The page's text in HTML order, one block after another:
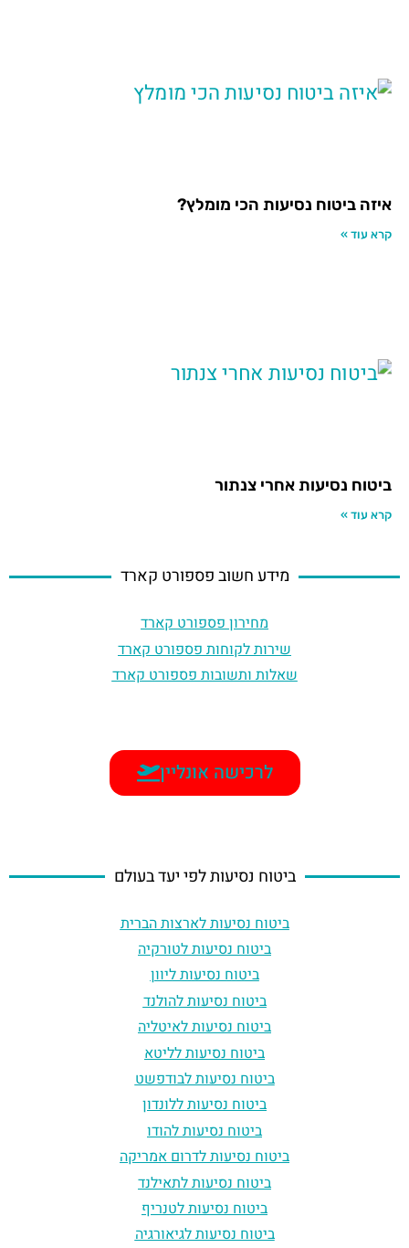
איזה ביטוח נסיעות הכי מומלץ?
קרא עוד »
ביטוח נסיעות אחרי צנתור
קרא עוד »
מידע חשוב פספורט קארד
מחירון פספורט קארד
שירות לקוחות פספורט קארד
שאלות ותשובות פספורט קארד
לרכישה אונליין
ביטוח נסיעות לפי יעד בעולם
ביטוח נסיעות לארצות הברית
ביטוח נסיעות לטורקיה
ביטוח נסיעות ליוון
ביטוח נסיעות להולנד
ביטוח נסיעות לאיטליה
ביטוח נסיעות לליטא
ביטוח נסיעות לבודפשט
ביטוח נסיעות ללונדון
ביטוח נסיעות להודו
ביטוח נסיעות לדרום אמריקה
ביטוח נסיעות לתאילנד
ביטוח נסיעות לטנריף
ביטוח נסיעות לגיאורגיה